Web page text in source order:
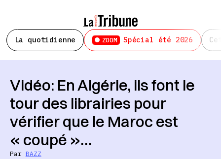
La quotidienne ZOOM Spécial été 2026
Vidéo: En Algérie, ils font le
tour des librairies pour
vérifier que le Maroc est
« coupé »…
Par BAZZ